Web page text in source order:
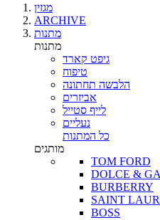
מגזין
ARCHIVE
מתנות
מתנות
גיפט קארד
טיפוח
הלבשה תחתונה
אביזרים
לייף סטייל
נעליים
כל המתנות
מותגים
TOM FORD
DOLCE &
BURBERRY
SAINT
BOSS